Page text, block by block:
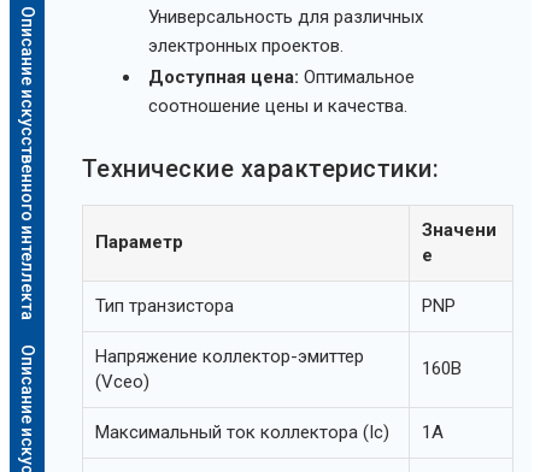
Описание искусственного интеллекта
Универсальность для различных
электронных проектов.
Доступная цена: Оптимальное
соотношение цены и качества.
Технические характеристики:
Параметр
Значени
е
Тип транзистора PNP
Напряжение коллектор-эмиттер
(Vceo)
160В
Максимальный ток коллектора (Ic) 1А